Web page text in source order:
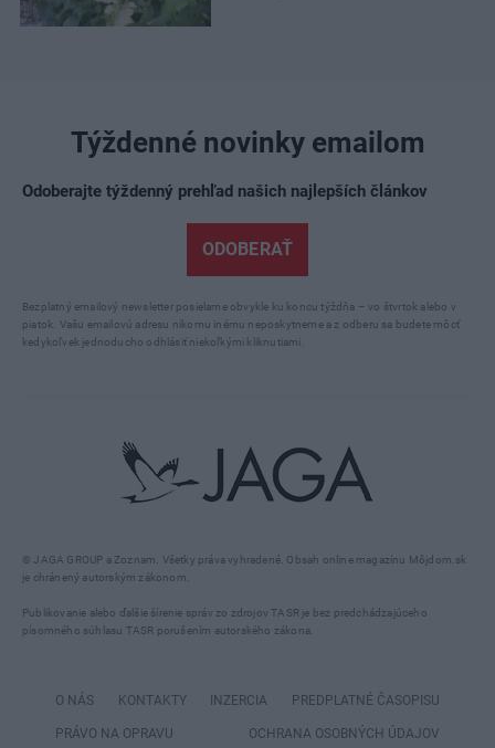
© JAGA GROUP a Zoznam. Všetky práva vyhradené. Obsah online magazínu Môjdom.sk
je chránený autorským zákonom.
Publikovanie alebo ďalšie šírenie správ zo zdrojov TASR je bez predchádzajúceho
písomného súhlasu TASR porušením autorského zákona.
Týždenné novinky emailom
Odoberajte týždenný prehľad našich najlepších článkov
ODOBERAŤ
Bezplatný emailový newsletter posielame obvykle ku koncu týždňa – vo štvrtok alebo v
piatok. Vašu emailovú adresu nikomu inému neposkytneme a z odberu sa budete môcť
kedykoľvek jednoducho odhlásiť niekoľkými kliknutiami.
O NÁS KONTAKTY INZERCIA PREDPLATNÉ ČASOPISU
PRÁVO NA OPRAVU OCHRANA OSOBNÝCH ÚDAJOV